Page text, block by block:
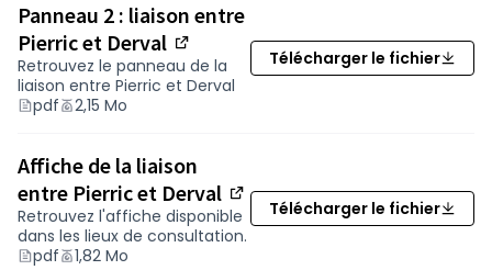
suivants :
Votre commune de résidence,
Votre âge,
L'usage projeté de cette liaison : loisirs,
utilitaires, sportifs, accès à un lieu particulier...
enfants...
Votre équipement : vélo à assistance
électrique, usages de vélos spéciaux,
tricycles, vélo cargo...
Panneau 2 : liaison entre
Pierric et Derval
(Nouvelle fenêtre)
Retrouvez le panneau de la
liaison entre Pierric et Derval
pdf
2,15 Mo
Télécharger le fichier
Affiche de la liaison
entre Pierric et Derval
(Nouvelle fenêtre)
Retrouvez l'affiche disponible
dans les lieux de consultation.
pdf
1,82 Mo
Télécharger le fichier